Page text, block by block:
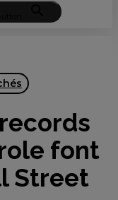
font
Street